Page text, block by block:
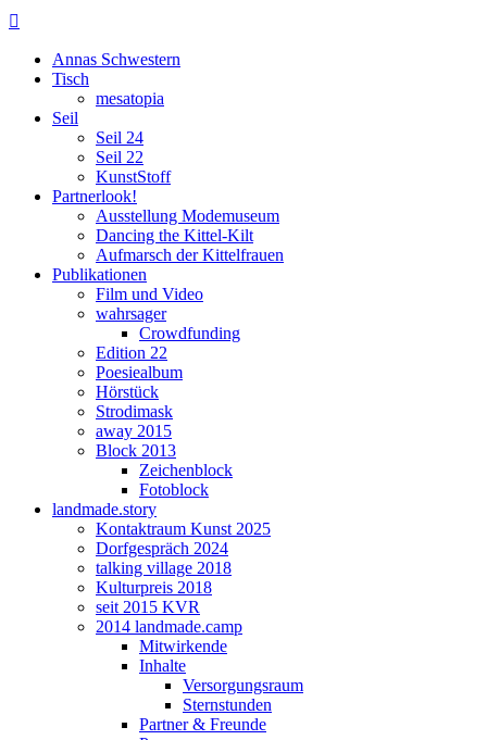

Annas Schwestern
Tisch
mesatopia
Seil
Seil 24
Seil 22
KunstStoff
Partnerlook!
Ausstellung Modemuseum
Dancing the Kittel-Kilt
Aufmarsch der Kittelfrauen
Publikationen
Film und Video
wahrsager
Crowdfunding
Edition 22
Poesiealbum
Hörstück
Strodimask
away 2015
Block 2013
Zeichenblock
Fotoblock
landmade.story
Kontaktraum Kunst 2025
Dorfgespräch 2024
talking village 2018
Kulturpreis 2018
seit 2015 KVR
2014 landmade.camp
Mitwirkende
Inhalte
Versorgungsraum
Sternstunden
Partner & Freunde